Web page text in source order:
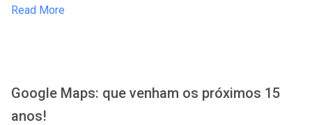
Read More
Google Maps: que venham os próximos 15
anos!